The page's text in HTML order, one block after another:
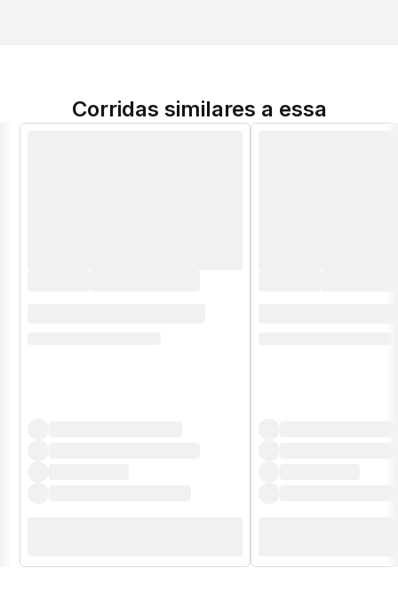
Corridas similares a essa